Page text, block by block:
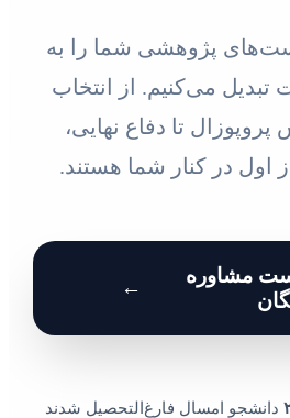
پژوهشی شما را به
می‌کنیم. از انتخاب
تا دفاع نهایی،
اول در کنار شما هستند.
مشاوره
←
دانشجو امسال فارغ‌التحصیل شدند